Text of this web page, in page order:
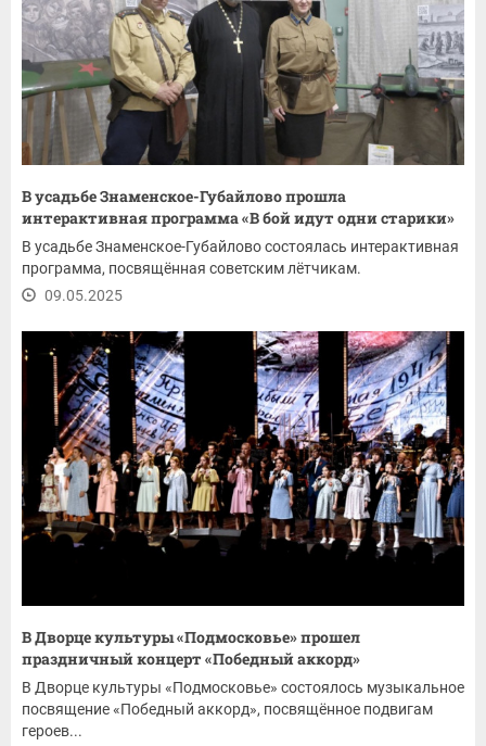
В усадьбе Знаменское-Губайлово прошла
интерактивная программа «В бой идут одни старики»
В усадьбе Знаменское-Губайлово состоялась интерактивная
программа, посвящённая советским лётчикам.
09.05.2025
В Дворце культуры «Подмосковье» прошел
праздничный концерт «Победный аккорд»
В Дворце культуры «Подмосковье» состоялось музыкальное
посвящение «Победный аккорд», посвящённое подвигам
героев...